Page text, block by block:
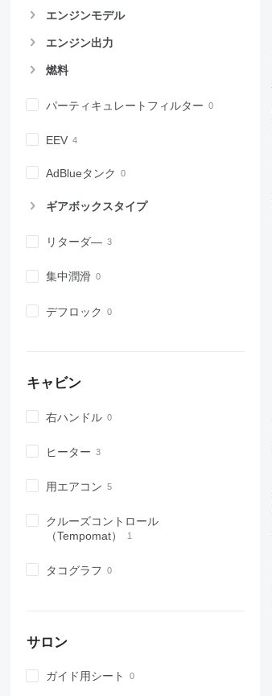
エンジンモデル
エンジン出力
燃料
パーティキュレートフィルター
EEV
AdBlueタンク
ギアボックスタイプ
リターダ―
集中潤滑
デフロック
キャビン
右ハンドル
ヒーター
用エアコン
クルーズコントロール
（Tempomat）
タコグラフ
サロン
ガイド用シート